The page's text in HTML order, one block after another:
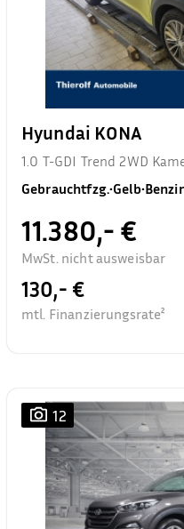
Hyundai KONA
1.0 T-GDI Trend 2WD
Gebrauchtfzg.•Gelb•
11.380,- €
MwSt. nicht ausweisbar
130,- €
mtl. Finanzierungsrate²
12